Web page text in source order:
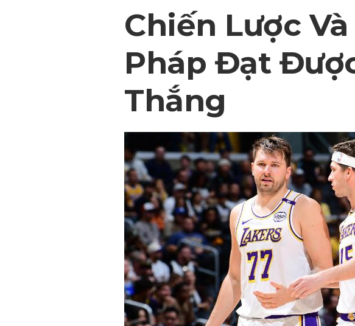
Chiến Lược
Pháp Đạt
Thắng